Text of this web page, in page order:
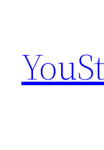
contenido